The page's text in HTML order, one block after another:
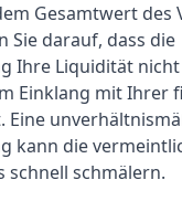
Gesamtwert des
Sie darauf, dass die
Ihre Liquidität
Einklang mit Ihrer
Eine
kann die
schnell schmälern.